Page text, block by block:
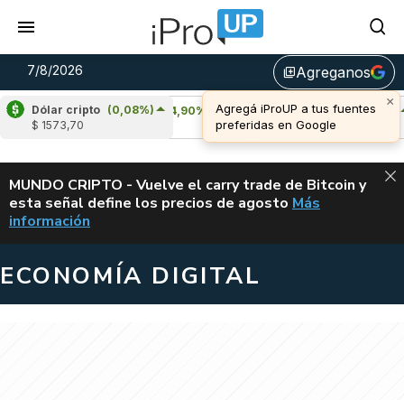
7/8/2026 library_addAgreganos
Dólar cripto (0,08%)
$ 1573,70
Cardano (4,90%)
u$s 0,20
Avalanche
(0,15%)
u$s 6,47
ALERTA
MUNDO CRIPTO - Vuelve el carry trade de Bitcoin y
esta señal define los precios de agosto VUELVE EL
Más
información
ECONOMÍA DIGITAL